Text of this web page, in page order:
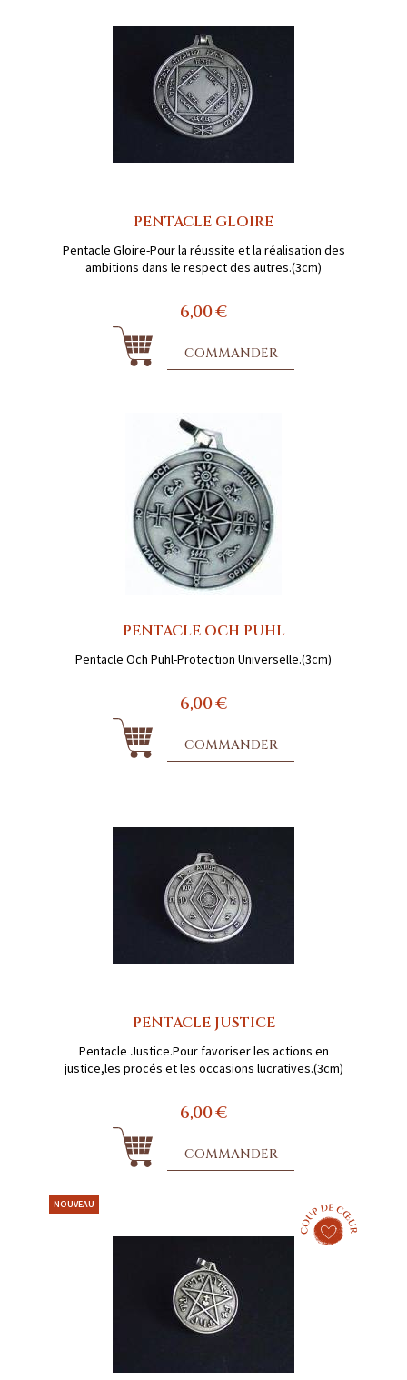
PENTACLE GLOIRE
Pentacle Gloire-Pour la réussite et la réalisation des
ambitions dans le respect des autres.(3cm)
6,00 €
COMMANDER
PENTACLE OCH PUHL
Pentacle Och Puhl-Protection Universelle.(3cm)
6,00 €
COMMANDER
PENTACLE JUSTICE
Pentacle Justice.Pour favoriser les actions en
justice,les procés et les occasions lucratives.(3cm)
6,00 €
COMMANDER
NOUVEAU